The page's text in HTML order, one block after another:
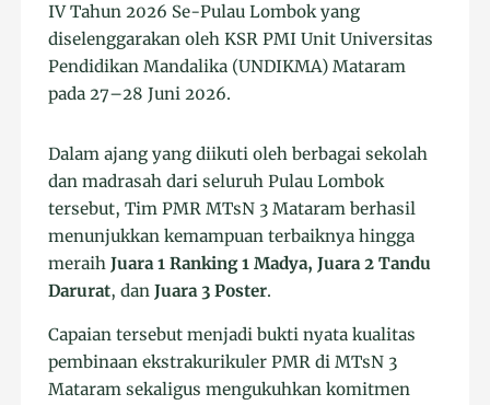
IV Tahun 2026 Se-Pulau Lombok yang
diselenggarakan oleh KSR PMI Unit Universitas
Pendidikan Mandalika (UNDIKMA) Mataram
pada 27–28 Juni 2026.
Dalam ajang yang diikuti oleh berbagai sekolah
dan madrasah dari seluruh Pulau Lombok
tersebut, Tim PMR MTsN 3 Mataram berhasil
menunjukkan kemampuan terbaiknya hingga
meraihJuara 1 Ranking 1 Madya, Juara 2 Tandu
Darurat, danJuara 3 Poster.
Capaian tersebut menjadi bukti nyata kualitas
pembinaan ekstrakurikuler PMR di MTsN 3
Mataram sekaligus mengukuhkan komitmen